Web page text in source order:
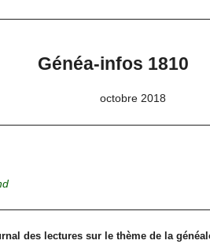
Généa-infos 1810
octobre 2018
des lectures sur le thème de la